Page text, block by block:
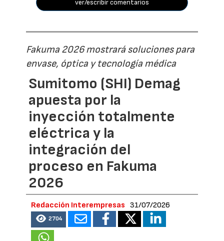
ver/escribir comentarios
Fakuma 2026 mostrará soluciones para
envase, óptica y tecnología médica
Sumitomo (SHI) Demag
apuesta por la
inyección totalmente
eléctrica y la
integración del
proceso en Fakuma
2026
Redacción Interempresas 31/07/2026
2704